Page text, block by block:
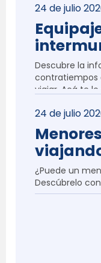
24 de julio
Descubre la
contratiempos
viajar. Acá te
24 de julio
¿Puede un
Descúbrelo